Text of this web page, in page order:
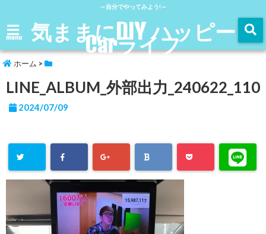
～自分でやってみよう!～
menu 気ままにDIY ハッピー
Carライフ
ホーム >
LINE_ALBUM_外部出力_240622_110
2024/07/09